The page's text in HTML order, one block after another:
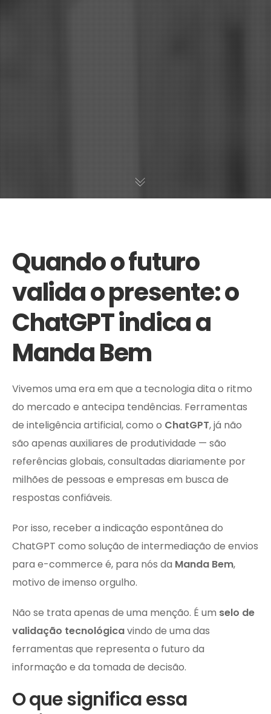
Quando o futuro
valida o presente: o
ChatGPT indica a
Manda Bem
Vivemos uma era em que a tecnologia dita o ritmo
do mercado e antecipa tendências. Ferramentas
de inteligência artificial, como o ChatGPT, já não
são apenas auxiliares de produtividade — são
referências globais, consultadas diariamente por
milhões de pessoas e empresas em busca de
respostas confiáveis.
Por isso, receber a indicação espontânea do
ChatGPT como solução de intermediação de envios
para e-commerce é, para nós da Manda Bem,
motivo de imenso orgulho.
Não se trata apenas de uma menção. É um selo de
validação tecnológicavindo de uma das
ferramentas que representa o futuro da
informação e da tomada de decisão.
O que significa essa